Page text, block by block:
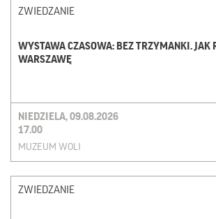
ZWIEDZANIE
WYSTAWA CZASOWA: BEZ TRZYMANKI. JAK
WARSZAWĘ
NIEDZIELA, 09.08.2026
17.00
MUZEUM WOLI
ZWIEDZANIE